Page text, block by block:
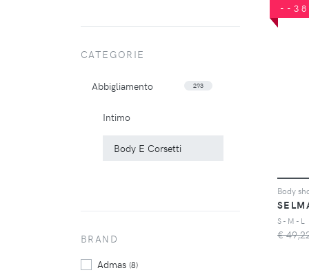
--
S - M - L
€
CATEGORIE
Abbigliamento 293
Intimo
Body E Corsetti
BRAND
Admas (8)